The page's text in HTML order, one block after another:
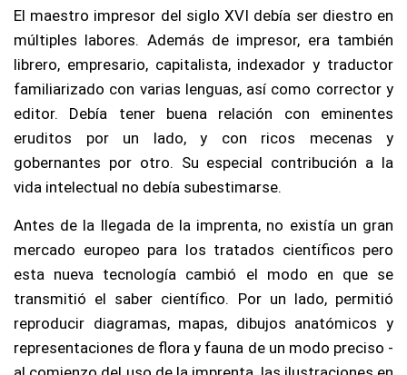
El maestro impresor del siglo XVI debía ser diestro en
múltiples labores. Además de impresor, era también
librero, empresario, capitalista, indexador y traductor
familiarizado con varias lenguas, así como corrector y
editor. Debía tener buena relación con eminentes
eruditos por un lado, y con ricos mecenas y
gobernantes por otro. Su especial contribución a la
vida intelectual no debía subestimarse.
Antes de la llegada de la imprenta, no existía un gran
mercado europeo para los tratados científicos pero
esta nueva tecnología cambió el modo en que se
transmitió el saber científico. Por un lado, permitió
reproducir diagramas, mapas, dibujos anatómicos y
representaciones de flora y fauna de un modo preciso -